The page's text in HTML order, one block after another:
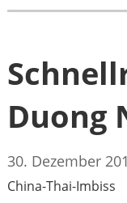
Duong
30. Dezember
China-Thai-Imbiss